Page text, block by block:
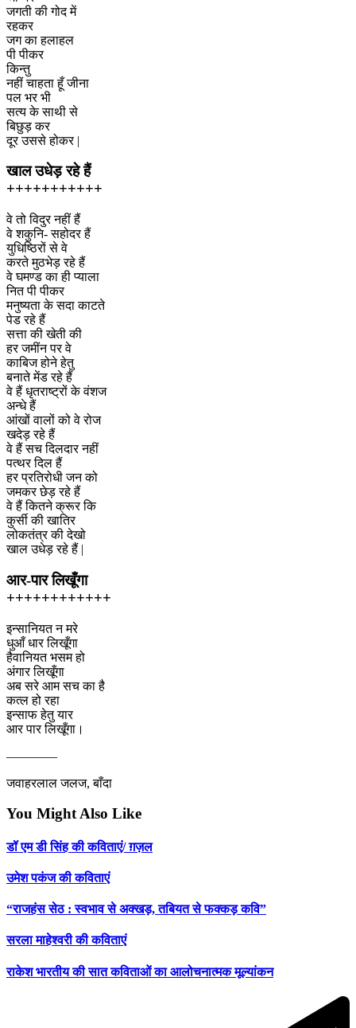
जगती की गोद में
रहकर
जग का हलाहल
पी पीकर
किन्तु
नहीं चाहता हूँ जीना
पल भर भी
सत्य के साथी से
बिछुड़ कर
दूर उससे होकर |
खाल उधेड़ रहे हैं
+++++++++++
वे तो विदुर नहीं हैं
वे शकुनि- सहोदर हैं
युधिष्ठिरों से वे
करते मुठभेड़ रहे हैं
वे घमण्ड का ही प्याला
नित पी पीकर
मनुष्यता के सदा काटते
पेड रहे हैं
सत्ता की खेती की
हर जमींन पर वे
काबिज होने हेतु
बनाते मेंड रहे हैं
वे हैं धृतराष्ट्रों के वंशज
अन्धे हैं
आंखों वालों को वे रोज
खदेड़ रहे हैं
वे हैं सच दिलदार नहीं
पत्थर दिल हैं
हर प्रतिरोधी जन को
जमकर छेड़ रहे हैं
वे हैं कितने क्रूर कि
कुर्सी की खातिर
लोकतंत्र की देखो
खाल उधेड़ रहे हैं |
आर-पार लिखूँगा
++++++++++++
इन्सानियत न मरे
धुआँ धार लिखूँगा
हैवानियत भसम हो
अंगार लिखूँगा
अब सरे आम सच का है
कत्ल हो रहा
इन्साफ हेतु यार
आर पार लिखूँगा।
————
जवाहरलाल जलज, बाँदा
You Might Also Like
डॉ एम डी सिंह की कविताएं/ ग़ज़ल
उमेश पकंज की कविताएं
“राजहंस सेठ : स्वभाव से अक्खड़, तबियत से फक्कड़ कवि”
सरला माहेश्वरी की कविताएं
राकेश भारतीय की सात कविताओं का आलोचनात्मक मूल्यांकन